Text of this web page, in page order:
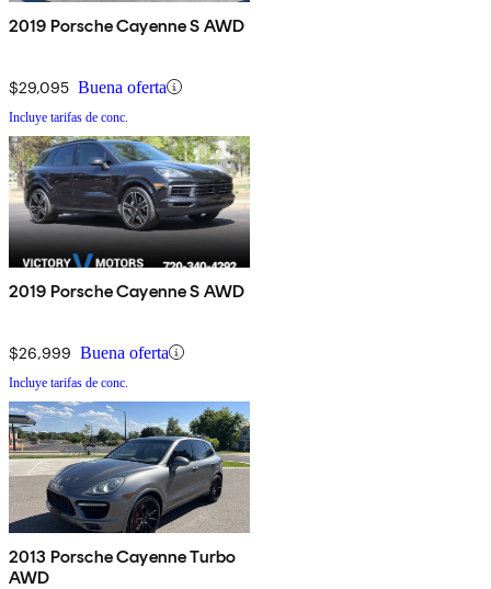
2019 Porsche Cayenne S AWD
$29,095 Buena oferta
Incluye tarifas de conc.
2019 Porsche Cayenne S AWD
$26,999 Buena oferta
Incluye tarifas de conc.
2013 Porsche Cayenne Turbo
AWD